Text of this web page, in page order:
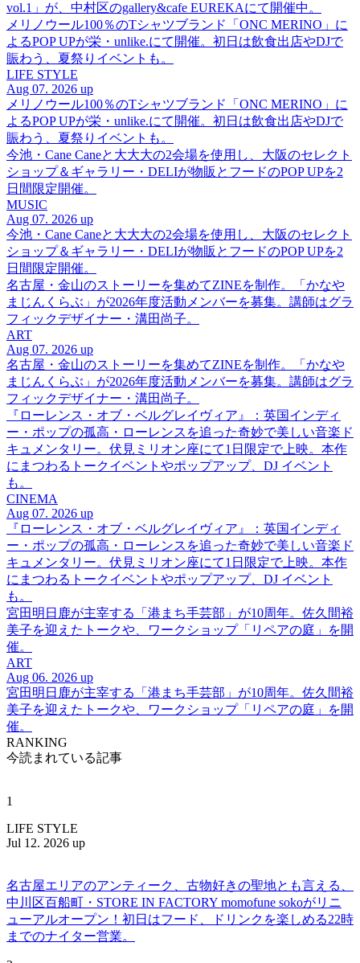
vol.1」が、中村区のgallery&cafe EUREKAにて開催中。
メリノウール100％のTシャツブランド「ONC MERINO」に
よるPOP UPが栄・unlike.にて開催。初日は飲食出店やDJで
賑わう、夏祭りイベントも。
LIFE STYLE
Aug 07. 2026 up
メリノウール100％のTシャツブランド「ONC MERINO」に
よるPOP UPが栄・unlike.にて開催。初日は飲食出店やDJで
賑わう、夏祭りイベントも。
今池・Cane Caneと大大大の2会場を使用し、大阪のセレクト
ショップ＆ギャラリー・DELIが物販とフードのPOP UPを2
日間限定開催。
MUSIC
Aug 07. 2026 up
今池・Cane Caneと大大大の2会場を使用し、大阪のセレクト
ショップ＆ギャラリー・DELIが物販とフードのPOP UPを2
日間限定開催。
名古屋・金山のストーリーを集めてZINEを制作。「かなや
まじんくらぶ」が2026年度活動メンバーを募集。講師はグラ
フィックデザイナー・溝田尚子。
ART
Aug 07. 2026 up
名古屋・金山のストーリーを集めてZINEを制作。「かなや
まじんくらぶ」が2026年度活動メンバーを募集。講師はグラ
フィックデザイナー・溝田尚子。
『ローレンス・オブ・ベルグレイヴィア』：英国インディ
ー・ポップの孤高・ローレンスを追った奇妙で美しい音楽ド
キュメンタリー。伏見ミリオン座にて1日限定で上映。本作
にまつわるトークイベントやポップアップ、DJ イベント
も。
CINEMA
Aug 07. 2026 up
『ローレンス・オブ・ベルグレイヴィア』：英国インディ
ー・ポップの孤高・ローレンスを追った奇妙で美しい音楽ド
キュメンタリー。伏見ミリオン座にて1日限定で上映。本作
にまつわるトークイベントやポップアップ、DJ イベント
も。
宮田明日鹿が主宰する「港まち手芸部」が10周年。佐久間裕
美子を迎えたトークや、ワークショップ「リペアの庭」を開
催。
ART
Aug 06. 2026 up
宮田明日鹿が主宰する「港まち手芸部」が10周年。佐久間裕
美子を迎えたトークや、ワークショップ「リペアの庭」を開
催。
RANKING
今読まれている記事
1
LIFE STYLE
Jul 12. 2026 up
名古屋エリアのアンティーク、古物好きの聖地とも言える、
中川区百船町・STORE IN FACTORY momofune sokoがリニ
ューアルオープン！初日はフード、ドリンクを楽しめる22時
までのナイター営業。